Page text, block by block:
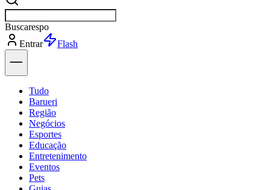
Buscarnotíc
Entrar
Explorar
Tudo
Barueri
Região
Negócios
Esportes
Educação
Entretenimento
Eventos
Pets